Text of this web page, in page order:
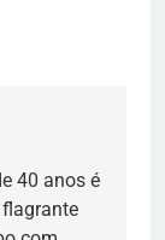
40 anos é